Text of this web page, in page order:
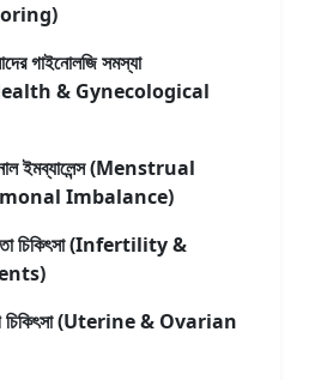
গাইনোলজি সমস্যা
& Gynecological
ইমব্যালেন্স (Menstrual
Imbalance)
চিকিৎসা (Infertility &
চিকিৎসা (Uterine & Ovarian